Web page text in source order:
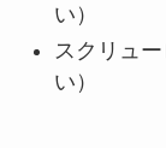
い）
スクリュ
い）